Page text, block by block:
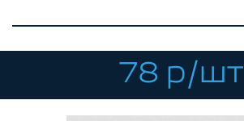
КОМПЛЕКТУЮЩИЕ К ЧПУ
АКСЕССУАРЫ ДЛЯ V-ПАЗА78 р/шт